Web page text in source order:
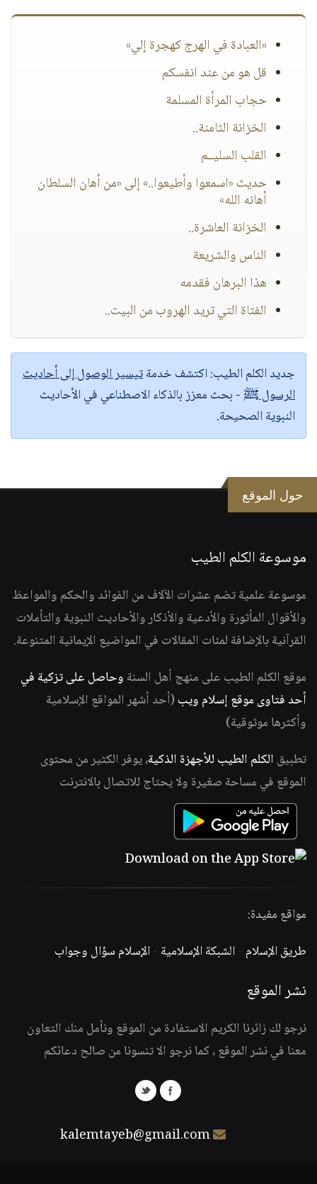
«العبادة في الهرج كهجرة إلي»
قل هو من عند انفسكم
حجاب المرأة المسلمة
الخزانة الثامنة..
القلب السليــم
حديث «اسمعوا وأطيعوا..» إلى «من أهان السلطان
أهانه الله»
الخزانة العاشرة..
الناس والشريعة
هذا البرهان فقدمه
الفتاة التي تريد الهروب من البيت..
جديد الكلم الطيب:اكتشف خدمةتيسير الوصول إلى أحاديث
الرسول ﷺ - بحث معزز بالذكاء الاصطناعي في الأحاديث
النبوية الصحيحة.
حول الموقع
موسوعة الكلم الطيب
موسوعة علمية تضم عشرات الآلاف من الفوائد والحكم والمواعظ
والأقوال المأثورة والأدعية والأذكار والأحاديث النبوية والتأملات
القرآنية بالإضافة لمئات المقالات في المواضيع الإيمانية المتنوعة.
موقع الكلم الطيب على منهج أهل السنة وحاصل على تزكية في
أحد فتاوى موقع إسلام ويب (أحد أشهر المواقع الإسلامية
وأكثرها موثوقية)
تطبيق الكلم الطيب للأجهزة الذكية، يوفر الكثير من محتوى
الموقع في مساحة صغيرة ولا يحتاج للاتصال بالانترنت
مواقع مفيدة:
طريق الإسلام -الشبكة الإسلامية -الإسلام سؤال وجواب
نشر الموقع
نرجو لك زائرنا الكريم الاستفادة من الموقع ونأمل منك التعاون
معنا في نشر الموقع ، كما نرجو الا تنسونا من صالح دعائكم
kalemtayeb@gmail.com